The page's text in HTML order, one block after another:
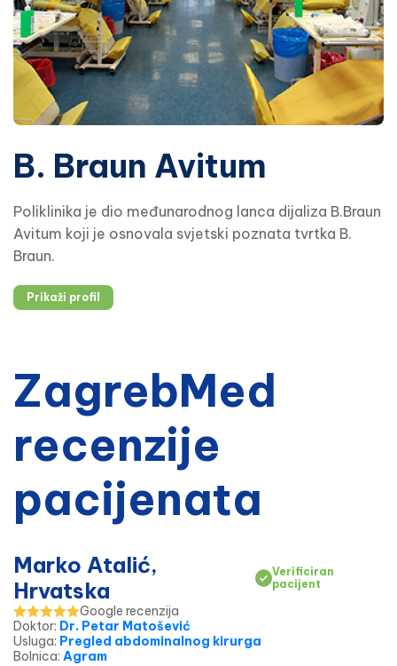
B. Braun Avitum
Poliklinika je dio međunarodnog lanca dijaliza B.Braun
Avitum koji je osnovala svjetski poznata tvrtka B.
Braun.
Prikaži profil
ZagrebMed
recenzije
pacijenata
Marko Atalić,
Hrvatska
Verificiran
pacijent
Google recenzija
Doktor: Dr. Petar Matošević
Usluga: Pregled abdominalnog kirurga
Bolnica: Agram